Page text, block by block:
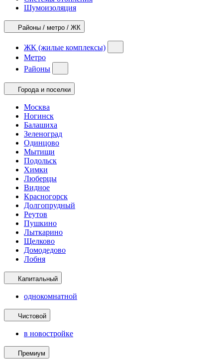
Шумоизоляция
Районы / метро / ЖК
ЖК (жилые комплексы)
Метро
Районы
Города и поселки
Москва
Ногинск
Балашиха
Зеленоград
Одинцово
Мытищи
Подольск
Химки
Люберцы
Видное
Красногорск
Долгопрудный
Реутов
Пушкино
Лыткарино
Щелково
Домодедово
Лобня
Капитальный
однокомнатной
Чистовой
в новостройке
Премиум